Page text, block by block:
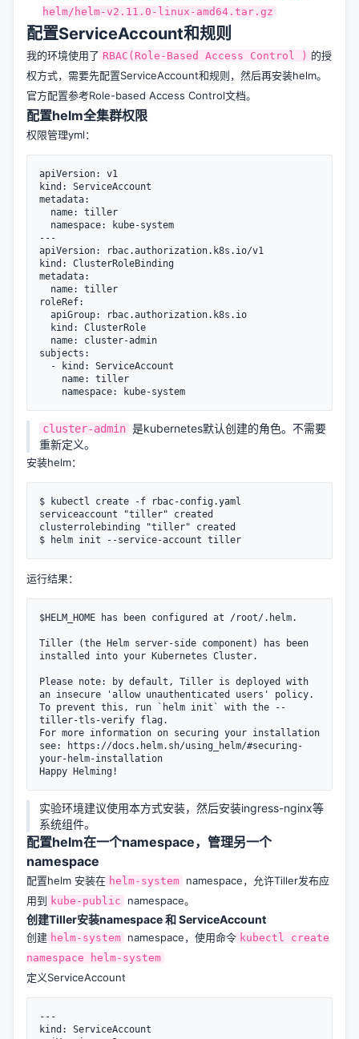
helm/helm-v2.11.0-linux-amd64.tar.gz
配置ServiceAccount和规则
我的环境使用了 RBAC(Role-Based Access Control ) 的授
权方式，需要先配置ServiceAccount和规则，然后再安装helm。
官方配置参考Role-based Access Control文档。
配置helm全集群权限
权限管理yml：
apiVersion: v1
kind: ServiceAccount
metadata:
---
apiVersion: rbac.authorization.k8s.io/v1
kind: ClusterRoleBinding
metadata:
roleRef:
subjects:
cluster-admin 是kubernetes默认创建的角色。不需要
重新定义。
安装helm：
$ kubectl create -f rbac-config.yaml
serviceaccount "tiller" created
clusterrolebinding "tiller" created
运行结果：
$HELM_HOME has been configured at /root/.helm.
Tiller (the Helm server-side component) has been
installed into your Kubernetes Cluster.
Please note: by default, Tiller is deployed with
an insecure 'allow unauthenticated users' policy.
To prevent this, run `helm init` with the --
tiller-tls-verify flag.
For more information on securing your installation
see: https://docs.helm.sh/using_helm/#securing-
your-helm-installation
实验环境建议使用本方式安装，然后安装ingress-nginx等
系统组件。
配置helm在一个namespace，管理另一个
namespace
配置helm 安装在 helm-system namespace，允许Tiller发布应
用到 kube-public namespace。
创建Tiller安装namespace 和 ServiceAccount
创建 helm-system namespace，使用命令 kubectl create
namespace helm-system
定义ServiceAccount
---
kind: ServiceAccount